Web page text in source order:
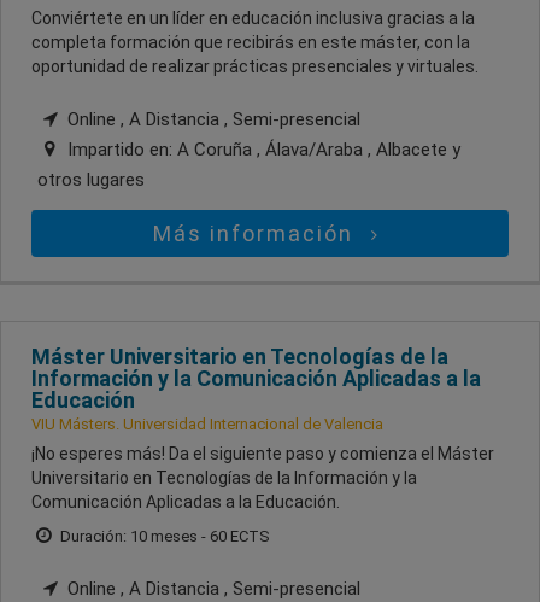
Conviértete en un líder en educación inclusiva gracias a la
completa formación que recibirás en este máster, con la
oportunidad de realizar prácticas presenciales y virtuales.
Online , A Distancia , Semi-presencial
Impartido en: A Coruña , Álava/Araba , Albacete y
otros lugares
Más información
Máster Universitario en Tecnologías de la
Información y la Comunicación Aplicadas a la
Educación
VIU Másters. Universidad Internacional de Valencia
¡No esperes más! Da el siguiente paso y comienza el Máster
Universitario en Tecnologías de la Información y la
Comunicación Aplicadas a la Educación.
Duración: 10 meses - 60 ECTS
Online , A Distancia , Semi-presencial